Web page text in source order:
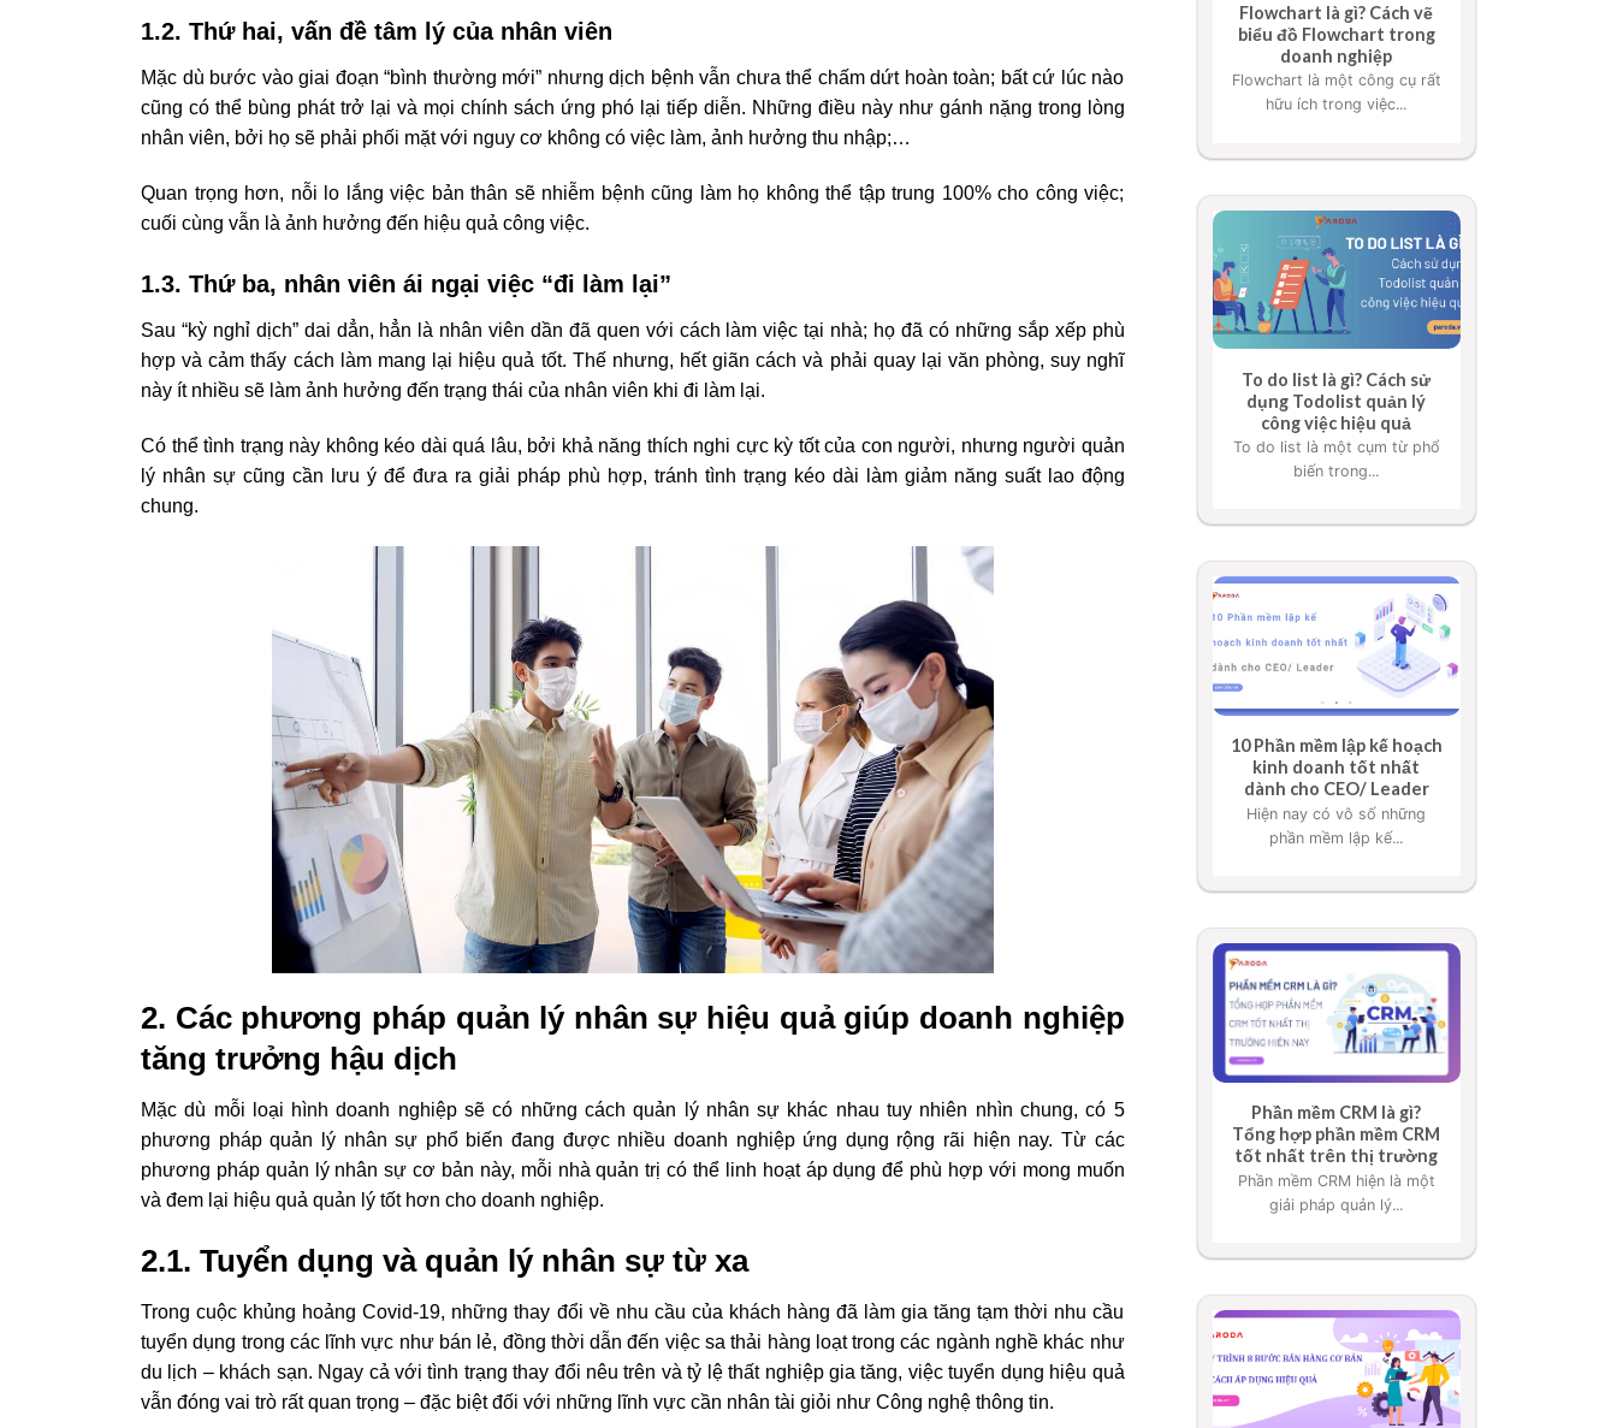
1.2. Thứ hai, vấn đề tâm lý của nhân viên
Mặc dù bước vào giai đoạn “bình thường mới” nhưng dịch bệnh vẫn chưa thể chấm dứt hoàn toàn; bất cứ lúc nào
cũng có thể bùng phát trở lại và mọi chính sách ứng phó lại tiếp diễn. Những điều này như gánh nặng trong lòng
nhân viên, bởi họ sẽ phải phối mặt với nguy cơ không có việc làm, ảnh hưởng thu nhập;…
Quan trọng hơn, nỗi lo lắng việc bản thân sẽ nhiễm bệnh cũng làm họ không thể tập trung 100% cho công việc;
cuối cùng vẫn là ảnh hưởng đến hiệu quả công việc.
1.3. Thứ ba, nhân viên ái ngại việc “đi làm lại”
Sau “kỳ nghỉ dịch” dai dẳn, hẳn là nhân viên dần đã quen với cách làm việc tại nhà; họ đã có những sắp xếp phù
hợp và cảm thấy cách làm mang lại hiệu quả tốt. Thế nhưng, hết giãn cách và phải quay lại văn phòng, suy nghĩ
này ít nhiều sẽ làm ảnh hưởng đến trạng thái của nhân viên khi đi làm lại.
Có thể tình trạng này không kéo dài quá lâu, bởi khả năng thích nghi cực kỳ tốt của con người, nhưng người quản
lý nhân sự cũng cần lưu ý để đưa ra giải pháp phù hợp, tránh tình trạng kéo dài làm giảm năng suất lao động
chung.
2. Các phương pháp quản lý nhân sự hiệu quả giúp doanh nghiệp
tăng trưởng hậu dịch
Mặc dù mỗi loại hình doanh nghiệp sẽ có những cách quản lý nhân sự khác nhau tuy nhiên nhìn chung, có 5
phương pháp quản lý nhân sự phổ biến đang được nhiều doanh nghiệp ứng dụng rộng rãi hiện nay. Từ các
phương pháp quản lý nhân sự cơ bản này, mỗi nhà quản trị có thể linh hoạt áp dụng để phù hợp với mong muốn
và đem lại hiệu quả quản lý tốt hơn cho doanh nghiệp.
2.1. Tuyển dụng và quản lý nhân sự từ xa
Trong cuộc khủng hoảng Covid-19, những thay đổi về nhu cầu của khách hàng đã làm gia tăng tạm thời nhu cầu
tuyển dụng trong các lĩnh vực như bán lẻ, đồng thời dẫn đến việc sa thải hàng loạt trong các ngành nghề khác như
du lịch – khách sạn. Ngay cả với tình trạng thay đổi nêu trên và tỷ lệ thất nghiệp gia tăng, việc tuyển dụng hiệu quả
vẫn đóng vai trò rất quan trọng – đặc biệt đối với những lĩnh vực cần nhân tài giỏi như Công nghệ thông tin.
Flowchart là gì? Cách vẽ
biểu đồ Flowchart trong
doanh nghiệp
Flowchart là một công cụ rất
hữu ích trong việc...
To do list là gì? Cách sử
dụng Todolist quản lý
công việc hiệu quả
To do list là một cụm từ phổ
biến trong...
10 Phần mềm lập kế hoạch
kinh doanh tốt nhất
dành cho CEO/ Leader
Hiện nay có vô số những
phần mềm lập kế...
Phần mềm CRM là gì?
Tổng hợp phần mềm CRM
tốt nhất trên thị trường
Phần mềm CRM hiện là một
giải pháp quản lý...